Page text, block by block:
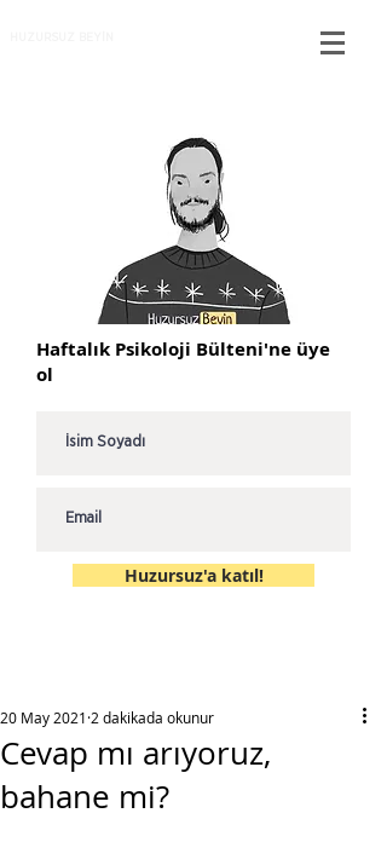
Haftalık Psikoloji Bülteni'ne üye
ol
Huzursuz'a katıl!
Cevap mı arıyoruz,
bahane mi?
20 May 2021 2 dakikada okunur